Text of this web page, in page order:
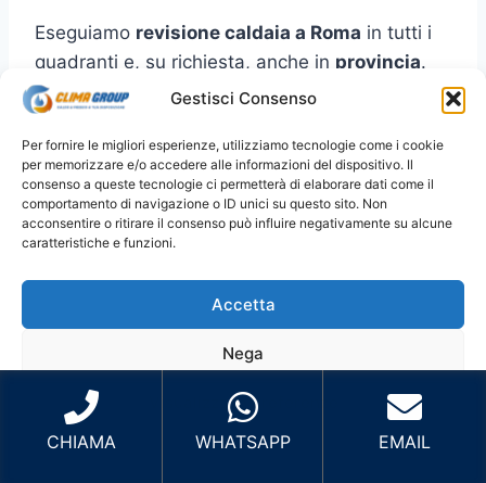
Gestisci Consenso
Per fornire le migliori esperienze, utilizziamo tecnologie come i cookie
per memorizzare e/o accedere alle informazioni del dispositivo. Il
consenso a queste tecnologie ci permetterà di elaborare dati come il
comportamento di navigazione o ID unici su questo sito. Non
acconsentire o ritirare il consenso può influire negativamente su alcune
caratteristiche e funzioni.
Accetta
Nega
Visualizza le preferenze
Cookie PolicyPrivacy Policy
Eseguiamo revisione caldaia a Roma in tutti i
quadranti e, su richiesta, anche in provincia.
Per prenotare più velocemente, indica
zona/quartiere
Roma Centro: Centro Storico, Prati,
Trastevere, Aventino, San Giovanni e zone
limitrofe.
Flaminio, Fleming, Monte Mario e zone
limitrofe.
: Tiburtina, Prenestina,
Tuscolana, Centocelle, Cinecittà, Tor
Vergata e zone limitrofe.
Roma Sud
: EUR, Ostiense, Garbatella,
CHIAMA WHATSAPP EMAIL